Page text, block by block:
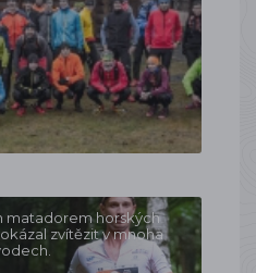
matadorem horských
zvítězit v mnoha